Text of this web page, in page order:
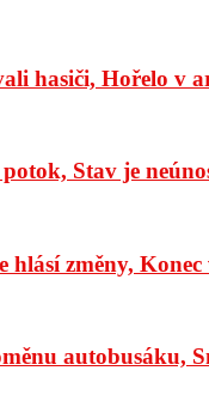
hasiči, Hořelo v
Stav je
hlásí změny,
autobusáku,